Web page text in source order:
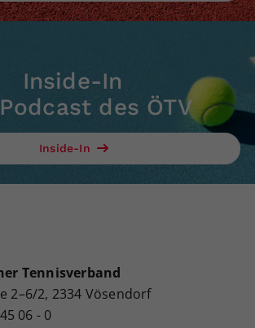
Inside-In
des ÖTV
Inside-In
Tennisverband
2–6/2, 2334 Vösendorf
06 - 0